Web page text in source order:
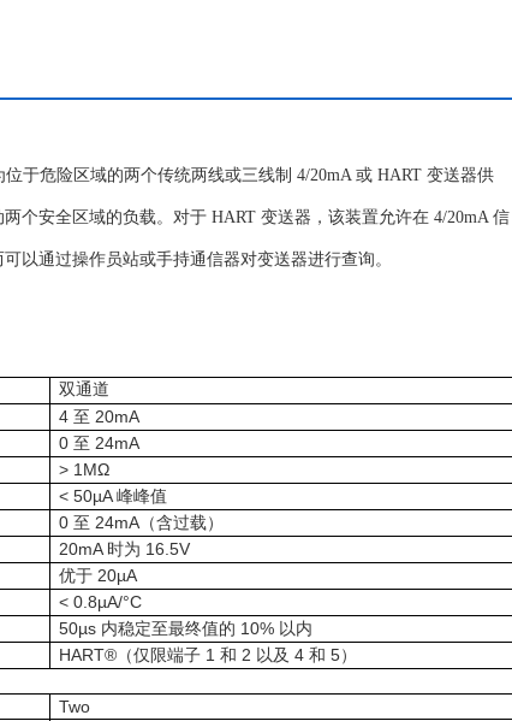
于危险区域的两个传统两线或三线制 4/20mA 或 HART 变送器供
个安全区域的负载。对于 HART 变送器，该装置允许在 4/20mA 信
以通过操作员站或手持通信器对变送器进行查询。
双通道
4 至 20mA
0 至 24mA
> 1MΩ
< 50µA 峰峰值
0 至 24mA（含过载）
20mA 时为 16.5V
优于 20µA
< 0.8µA/°C
50µs 内稳定至最终值的 10% 以内
HART® （仅限端子 1 和 2 以及 4 和 5）
Two